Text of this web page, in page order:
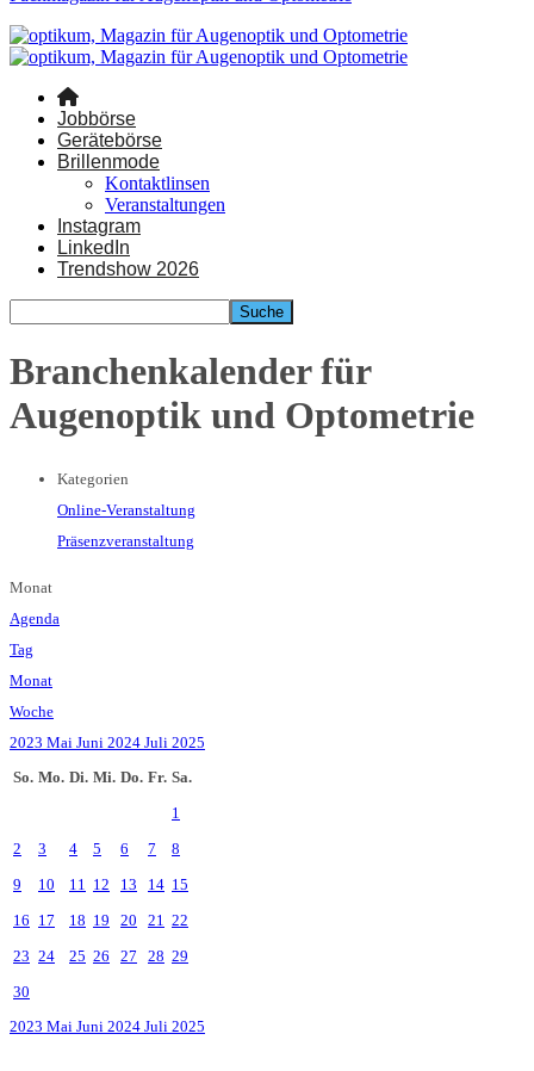
Jobbörse
Gerätebörse
Brillenmode
Kontaktlinsen
Veranstaltungen
Instagram
LinkedIn
Trendshow 2026
Branchenkalender für
Augenoptik und Optometrie
Kategorien
Online-Veranstaltung
Präsenzveranstaltung
Monat
Agenda
Tag
Monat
Woche
2023 Mai Juni 2024 Juli 2025
So. Mo. Di. Mi. Do. Fr. Sa.
1
2
3 4 5 6 7
8
9
10 11 12 13 14 15
16 17 18 19 20 21 22
23 24 25 26 27 28 29
30
2023 Mai Juni 2024 Juli 2025